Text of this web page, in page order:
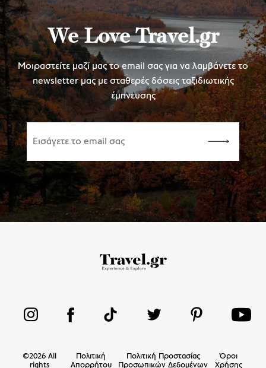
We Love Travel.gr
Μοιραστείτε μαζί μας το email σας για να λαμβάνετε το
newsletter μας με σταθερές δόσεις ταξιδιωτικής
έμπνευσης
©2026 All
rights
Πολιτική
Απορρήτου
Πολιτική Προστασίας
Προσωπικών Δεδομένων
Όροι
Χρήσης